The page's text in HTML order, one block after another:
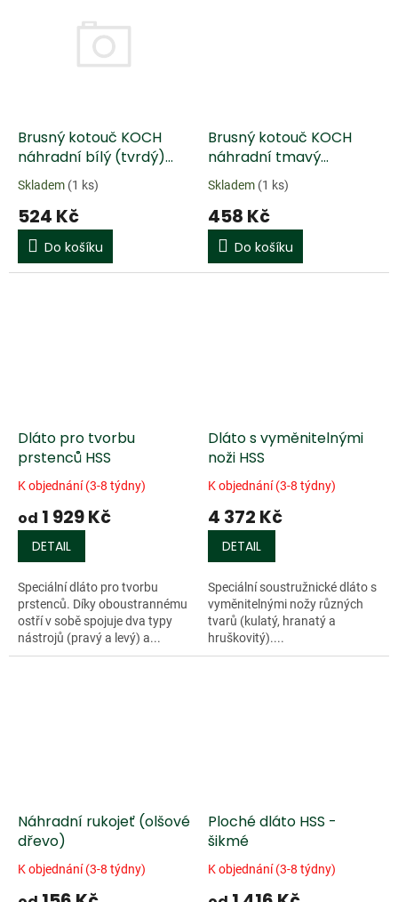
Brusný kotouč KOCH
náhradní bílý (tvrdý)
kotouč, bez hřídele
Skladem (1 ks)
524 Kč
Do košíku
Brusný kotouč KOCH
náhradní tmavý
(měkký) kotouč, bez
hřídele
Skladem (1 ks)
458 Kč
Do košíku
Dláto pro tvorbu
prstenců HSS
K objednání (3-8 týdny)
od 1 929 Kč
DETAIL
Speciální dláto pro tvorbu
prstenců. Díky oboustrannému
ostří v sobě spojuje dva typy
nástrojů (pravý a levý) a...
Dláto s vyměnitelnými
noži HSS
K objednání (3-8 týdny)
4 372 Kč
DETAIL
Speciální soustružnické dláto s
vyměnitelnými nožy různých
tvarů (kulatý, hranatý a
hruškovitý)....
Náhradní rukojeť (olšové
dřevo)
K objednání (3-8 týdny)
Ploché dláto HSS -
šikmé
K objednání (3-8 týdny)